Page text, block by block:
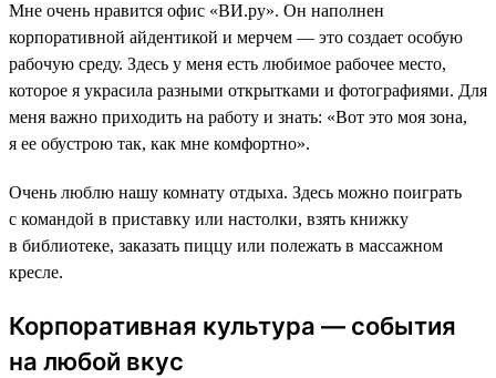
Мне очень нравится офис «ВИ.ру». Он наполнен
корпоративной айдентикой и мерчем — это создает особую
рабочую среду. Здесь у меня есть любимое рабочее место,
которое я украсила разными открытками и фотографиями. Для
меня важно приходить на работу и знать: «Вот это моя зона,
я ее обустрою так, как мне комфортно».
Очень люблю нашу комнату отдыха. Здесь можно поиграть
с командой в приставку или настолки, взять книжку
в библиотеке, заказать пиццу или полежать в массажном
кресле.
Корпоративная культура — события
на любой вкус